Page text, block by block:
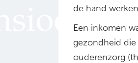
de hand
Een inkomen
gezondheid
ouderenzorg